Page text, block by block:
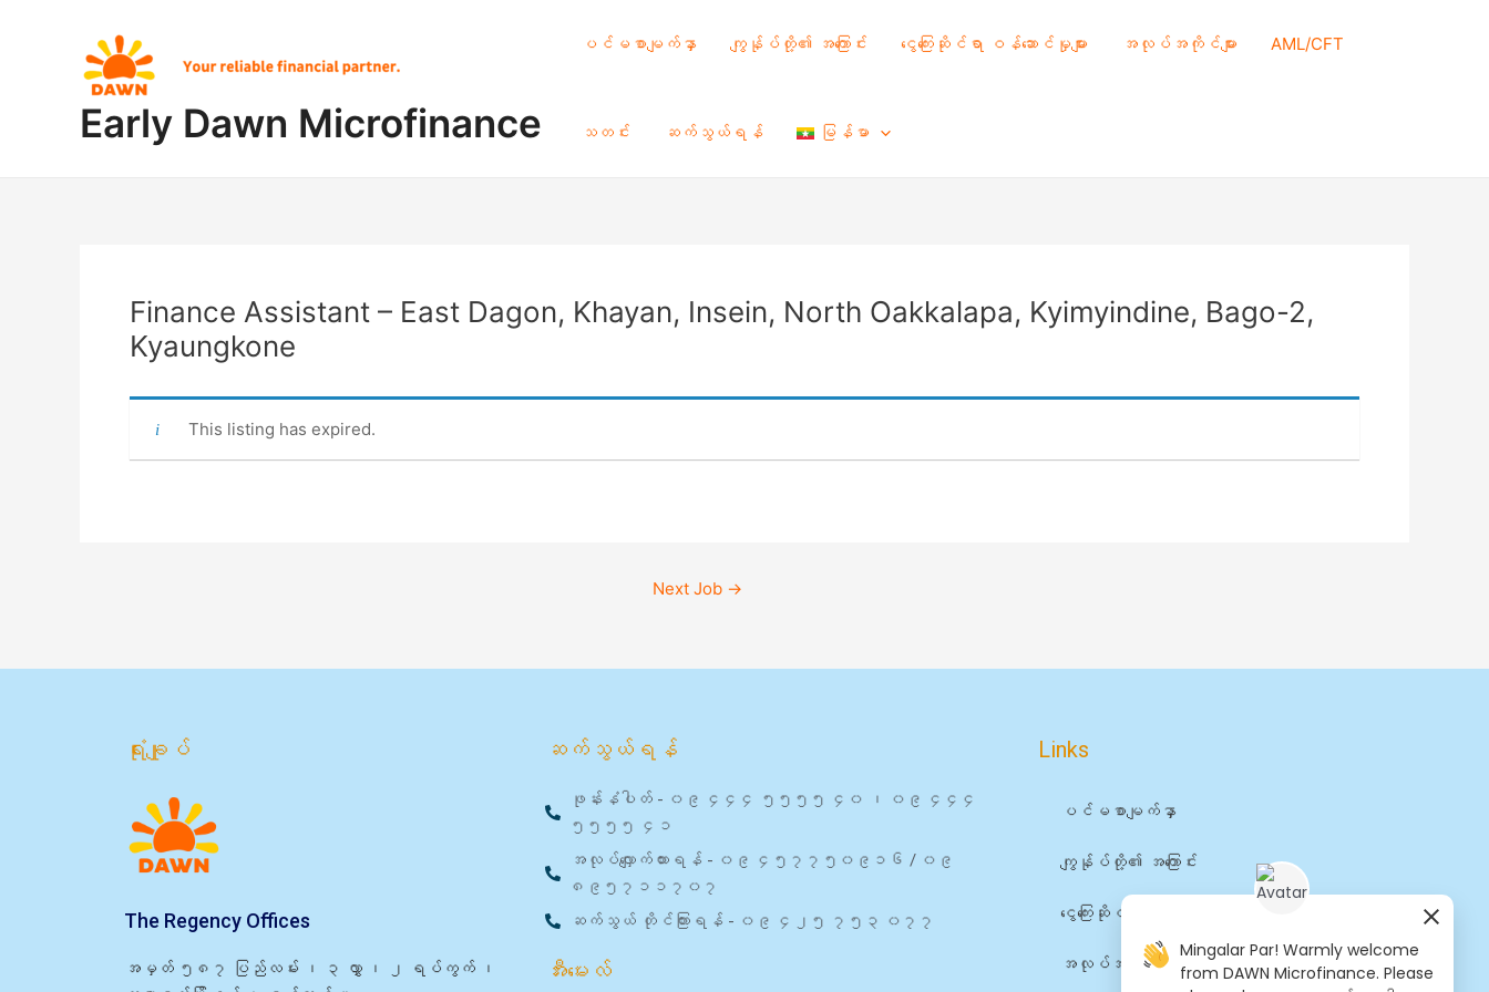
Early Dawn Microfinance
ပင်မစာမျက်နှာ ကျွန်ုပ်တို့၏ အကြောင်း ငွေကြေးဆိုင်ရာ ဝန်ဆောင်မှုများ အလုပ်အကိုင်များ AML/CFT
သတင်း ဆက်သွယ်ရန် မြန်မာ
Finance Assistant – East Dagon, Khayan, Insein, North Oakkalapa, Kyimyindine, Bago-2,
Kyaungkone
This listing has expired.
navigation
Next Job →
ရုံးချုပ်
The Regency Offices
အမှတ် ၅၈၇ ပြည်လမ်း ၊ ၃ လွှာ ၊ ၂ ရပ်ကွက် ၊
ဆက်သွယ်ရန်
ဖုန်းနံပါတ် - ၀၉ ၄၄၄ ၅၅၅၅ ၄၀ ၊ ၀၉ ၄၄၄
၅၅၅၅ ၄၁
အလုပ်လျှောက်ထားရန် - ၀၉ ၄၅၇၇၅၀၉၁၆ / ၀၉
၈၉၅၇၁၁၇၀၇
ဆက်သွယ် တိုင်ကြားရန် - ၀၉ ၄၂၅ ၇၅၃ ၀၇၇
အီးမေးလ်
Links
ပင်မစာမျက်နှာ
ကျွန်ုပ်တို့၏ အကြောင်း
ငွေကြေးဆိုင်ရာ ဝန်ဆောင်မှုများ
အလုပ်အကိုင်များ
Mingalar Par! Warmly welcome
from DAWN Microfinance. Please